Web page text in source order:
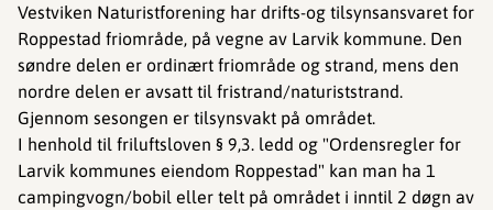
Vestviken Naturistforening har drifts-og tilsynsansvaret for
Roppestad friområde, på vegne av Larvik kommune. Den
søndre delen er ordinært friområde og strand, mens den
nordre delen er avsatt til fristrand/naturiststrand.
Gjennom sesongen er tilsynsvakt på området.
I henhold til friluftsloven § 9,3. ledd og "Ordensregler for
Larvik kommunes eiendom Roppestad" kan man ha 1
campingvogn/bobil eller telt på området i inntil 2 døgn av